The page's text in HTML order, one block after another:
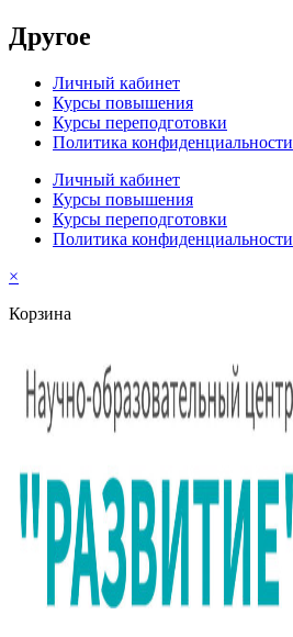
Другое
Личный кабинет
Курсы повышения
Курсы переподготовки
Политика конфиденциальности
Личный кабинет
Курсы повышения
Курсы переподготовки
Политика конфиденциальности
×
Корзина